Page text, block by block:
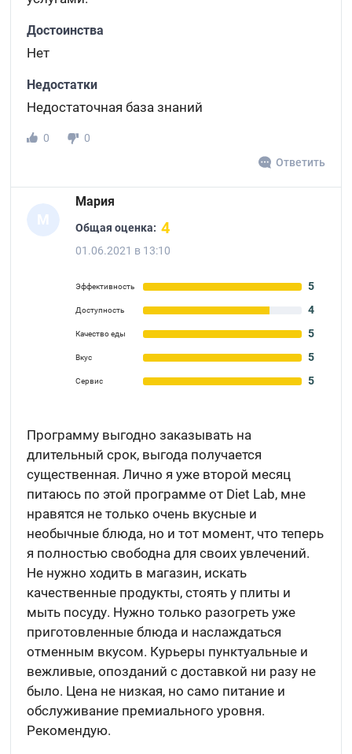
Достоинства
Нет
Недостатки
Недостаточная база знаний
0
0
Ответить
М
Мария
Общая оценка: 4
01.06.2021 в 13:10
Эффективность 5
Доступность 4
Качество еды 5
Вкус 5
Сервис 5
Программу выгодно заказывать на
длительный срок, выгода получается
существенная. Лично я уже второй месяц
питаюсь по этой программе от Diet Lab, мне
нравятся не только очень вкусные и
необычные блюда, но и тот момент, что теперь
я полностью свободна для своих увлечений.
Не нужно ходить в магазин, искать
качественные продукты, стоять у плиты и
мыть посуду. Нужно только разогреть уже
приготовленные блюда и наслаждаться
отменным вкусом. Курьеры пунктуальные и
вежливые, опозданий с доставкой ни разу не
было. Цена не низкая, но само питание и
обслуживание премиального уровня.
Рекомендую.